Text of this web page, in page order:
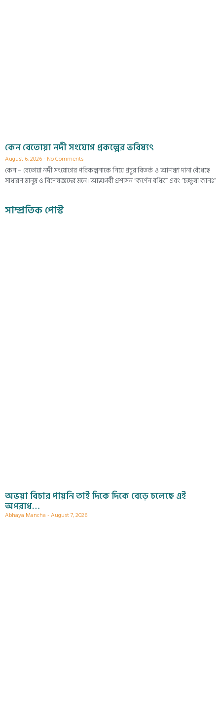
কেন বেতোয়া নদী সংযোগ প্রকল্পের ভবিষ্যৎ
August 6, 2026 No Comments
কেন – বেতোয়া নদী সংযোগের পরিকল্পনাকে নিয়ে প্রচুর বিতর্ক ও আশঙ্কা দানা বেঁধেছে
সাধারণ মানুষ ও বিশেষজ্ঞদের মনে। আত্মগর্বী প্রশাসন “কর্ণেন বধির” এবং “চক্ষুষা কানঃ”
সাম্প্রতিক পোস্ট
অভয়া বিচার পায়নি তাই দিকে দিকে বেড়ে চলেছে এই
অপরাধ…
Abhaya Mancha August 7, 2026